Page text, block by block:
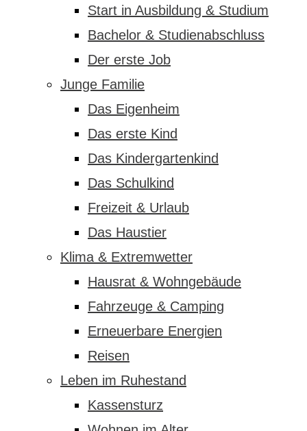
Start in Ausbildung & Studium
Bachelor & Studienabschluss
Der erste Job
Junge Familie
Das Eigenheim
Das erste Kind
Das Kindergartenkind
Das Schulkind
Freizeit & Urlaub
Das Haustier
Klima & Extremwetter
Hausrat & Wohngebäude
Fahrzeuge & Camping
Erneuerbare Energien
Reisen
Leben im Ruhestand
Kassensturz